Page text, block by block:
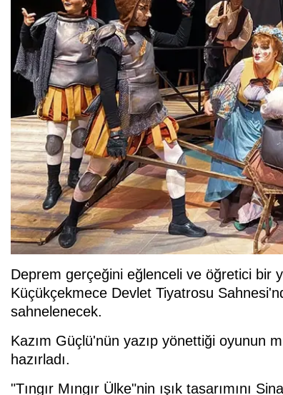
Deprem gerçeğini eğlenceli ve öğretici bir
Küçükçekmece Devlet Tiyatrosu
sahnelenecek.
Kazım Güçlü'nün yazıp yönettiği oyunun
hazırladı.
"Tıngır Mıngır Ülke"nin ışık tasarımını